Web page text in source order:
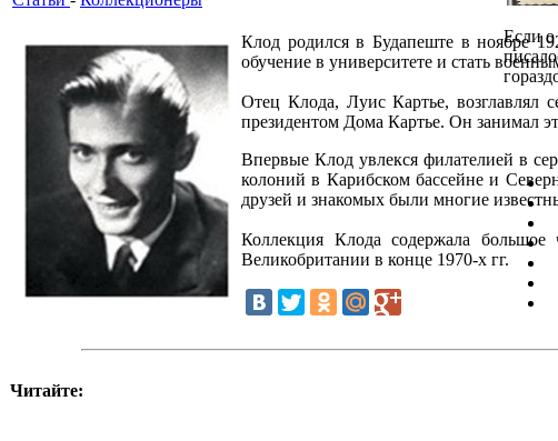
Если о
Клод родился в Будапеште в ноябре
обучение в университете и стать
Отец Клода, Луис Картье,
президентом Дома Картье. Он занимал
Впервые Клод увлекся филателией в
колоний в Карибском бассейне и
друзей и знакомых были многие
Коллекция Клода содержала
Великобритании в конце 1970-х гг.
Читайте: